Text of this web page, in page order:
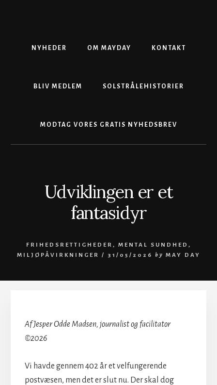
NYHEDER OM MAYDAY KONTAKT
BLIV MEDLEM SOLSTRÅLEHISTORIER
MODTAG VORES GRATIS NYHEDSBREV
Udviklingen er et
fantasidyr
FRIHEDSRETTIGHEDER , MENTAL SUNDHED ,
MILJØPÅVIRKNINGER
/ 31/05/2026 by MAY DAY
Af Jesper Odde Madsen, journalist og facilitator
©2026
Vi havde gennem 402 år et velfungerende
postvæsen, men det er slut nu. Der skal dog